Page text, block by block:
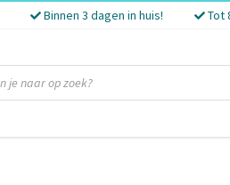
Binnen 3 dagen in huis! Tot